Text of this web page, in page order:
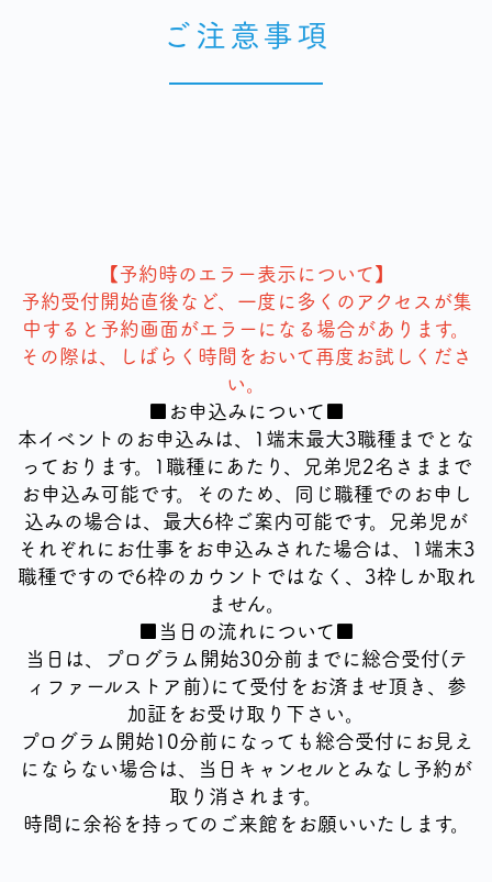
ご注意事項
【予約時のエラー表示について】
予約受付開始直後など、一度に多くのアクセスが集
中すると予約画面がエラーになる場合があります。
その際は、しばらく時間をおいて再度お試しくださ
い。
■お申込みについて■
本イベントのお申込みは、1端末最大3職種までとな
っております。1職種にあたり、兄弟児2名さままで
お申込み可能です。そのため、同じ職種でのお申し
込みの場合は、最大6枠ご案内可能です。兄弟児が
それぞれにお仕事をお申込みされた場合は、1端末3
職種ですので6枠のカウントではなく、3枠しか取れ
ません。
■当日の流れについて■
当日は、プログラム開始30分前までに総合受付(テ
ィファールストア前)にて受付をお済ませ頂き、参
加証をお受け取り下さい。
プログラム開始10分前になっても総合受付にお見え
にならない場合は、当日キャンセルとみなし予約が
取り消されます。
時間に余裕を持ってのご来館をお願いいたします。